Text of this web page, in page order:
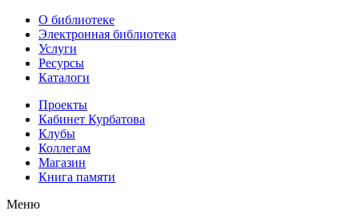
О библиотеке
Электронная библиотека
Услуги
Ресурсы
Каталоги
Проекты
Кабинет Курбатова
Клубы
Коллегам
Магазин
Книга памяти
Меню